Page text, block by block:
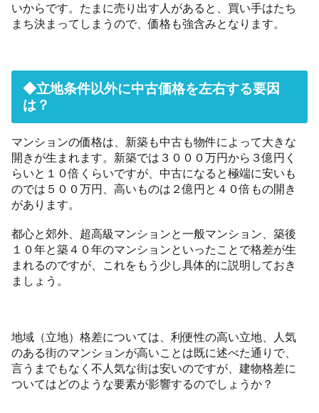
いからです。たまに売り出す人があると、買い手はたち
まち決まってしまうので、価格も強含みとなります。
◆立地条件以外に中古価格を左右する要因
は？
マンションの価格は、新築も中古も物件によって大きな
開きが生まれます。新築では３０００万円から３億円く
らいと１０倍くらいですが、中古になると極端に安いも
のでは５００万円、高いものは２億円と４０倍もの開き
があります。
都心と郊外、超高級マンションと一般マンション、築後
１０年と築４０年のマンションといったことで格差が生
まれるのですが、これをもう少し具体的に説明しておき
ましょう。
地域（立地）格差については、利便性の高い立地、人気
のある街のマンションが高いことは既に述べた通りで、
言うまでもなく不人気な街は安いのですが、建物格差に
ついてはどのような要素が影響するのでしょうか？